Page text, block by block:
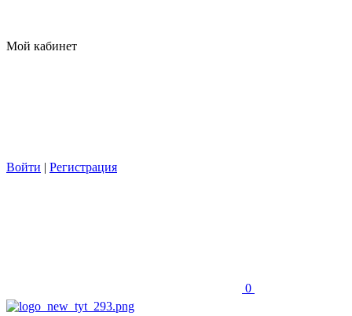
Мой кабинет
Войти | Регистрация
0